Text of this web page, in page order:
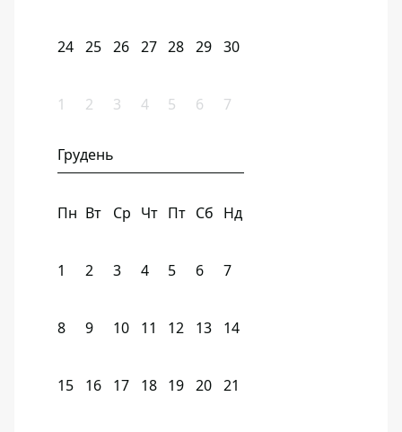
24 25 26 27 28 29 30
1 2 3 4 5 6 7
Грудень
Пн Вт Ср Чт Пт Сб Нд
1 2 3 4 5 6 7
8 9 10 11 12 13 14
15 16 17 18 19 20 21